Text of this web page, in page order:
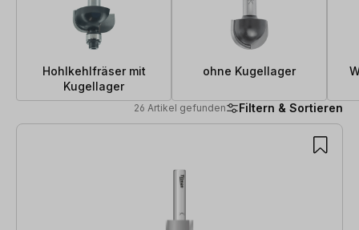
Hohlkehlfräser mit
Kugellager
ohne Kugellager
26 Artikel gefunden Filtern & Sortieren
26 Artikel gefunden